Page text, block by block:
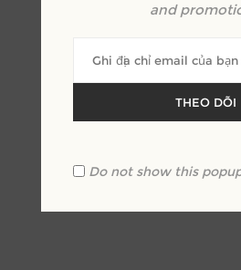
and
THEO DÕI
Do not show this